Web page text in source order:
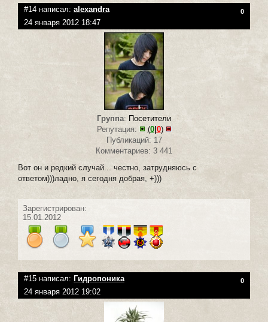
#14 написал: alexandra 0
24 января 2012 18:47
Группа: Посетители
Репутация:
(0|0)
Публикаций: 17
Комментариев: 3 441
Вот он и редкий случай... честно, затрудняюсь с
ответом)))ладно, я сегодня добрая, +)))
Зарегистрирован:
15.01.2012
#15 написал: Гидропоника 0
24 января 2012 19:02